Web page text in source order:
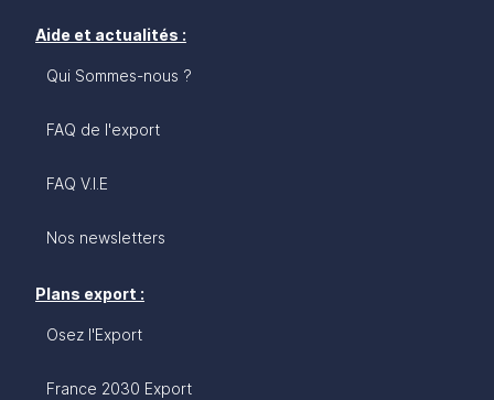
Aide et actualités :
Qui Sommes-nous ?
FAQ de l'export
FAQ V.I.E
Nos newsletters
Plans export :
Osez l'Export
France 2030 Export